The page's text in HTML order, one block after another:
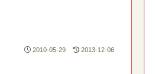
2010-05-29 2013-12-06